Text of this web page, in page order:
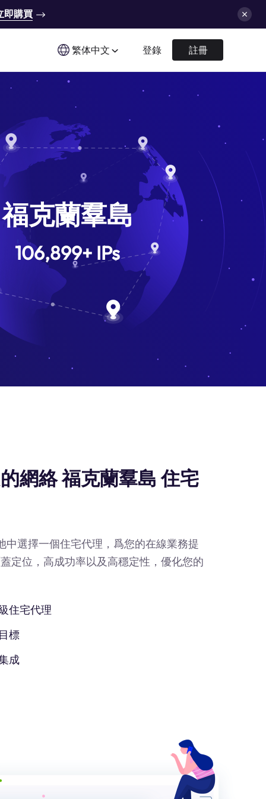
即購買
繁体中文 登錄 註冊
福克蘭羣島
106,899+ IPs
網絡 福克蘭羣島 住宅
選擇一個住宅代理，爲您的在線業務提
定位，高成功率以及高穩定性，優化您的
住宅代理
標
成